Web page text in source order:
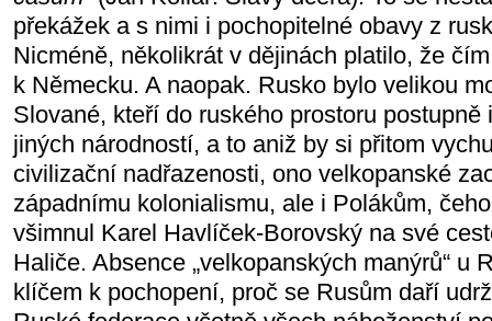
překážek a s nimi i pochopitelné obavy z
Nicméně, několikrát v dějinách platilo, že
k Německu. A naopak. Rusko bylo velikou
Slované, kteří do ruského prostoru postupně
jiných národností, a to aniž by si přitom
civilizační nadřazenosti, ono velkopanské
západnímu kolonialismu, ale i Polákům,
všimnul Karel Havlíček-Borovský na své
Haliče. Absence „velkopanských manýrů“ u
klíčem k pochopení, proč se Rusům daří